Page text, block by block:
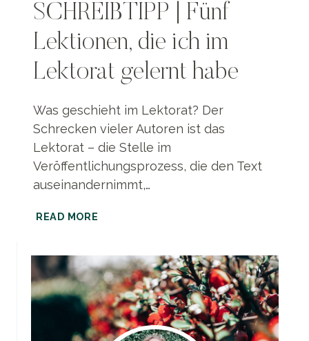
SCHREIBTIPP | Fünf
Lektionen, die ich im
Lektorat gelernt habe
Was geschieht im Lektorat? Der
Schrecken vieler Autoren ist das
Lektorat – die Stelle im
Veröffentlichungsprozess, die den Text
auseinandernimmt,…
READ MORE
LEKTIONEN,
DIE
ICH
IM
LEKTORAT
GELERNT